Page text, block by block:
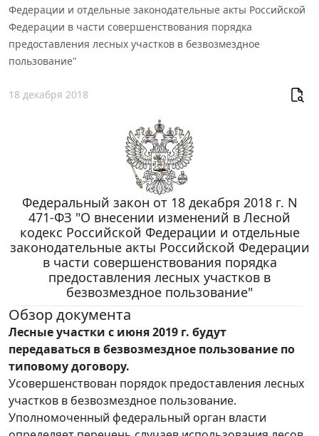
Федерации и отдельные законодательные акты Российской
Федерации в части совершенствования порядка
предоставления лесных участков в безвозмездное
пользование"
18 декабря 2018
Федеральный закон от 18 декабря 2018 г. N
471-ФЗ "О внесении изменений в Лесной
кодекс Российской Федерации и отдельные
законодательные акты Российской Федерации
в части совершенствования порядка
предоставления лесных участков в
безвозмездное пользование"
Обзор документа
Лесные участки с июня 2019 г. будут
передаваться в безвозмездное пользование по
типовому договору.
Усовершенствован порядок предоставления лесных
участков в безвозмездное пользование.
Уполномоченный федеральный орган власти